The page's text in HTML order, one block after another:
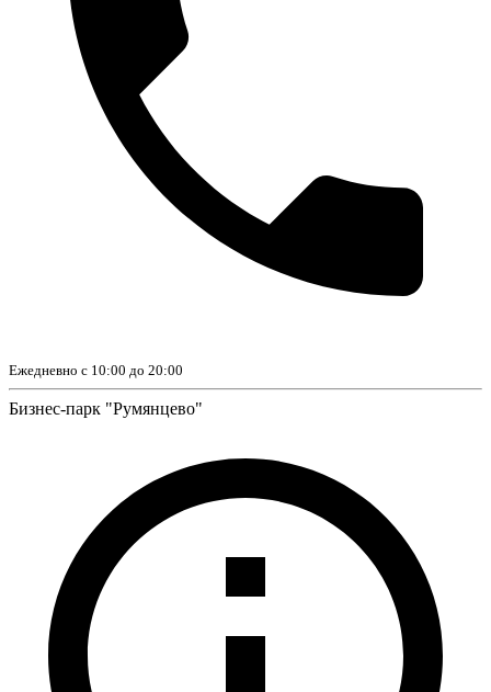
Ежедневно с 10:00 до 20:00
Бизнес-парк "Румянцево"